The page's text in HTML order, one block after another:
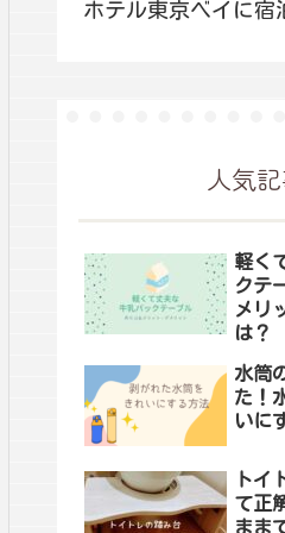
ホテル東京ベイに宿
人気
軽く
クテ
メリ
は？
水筒
た！
いに
トイ
て正
まま